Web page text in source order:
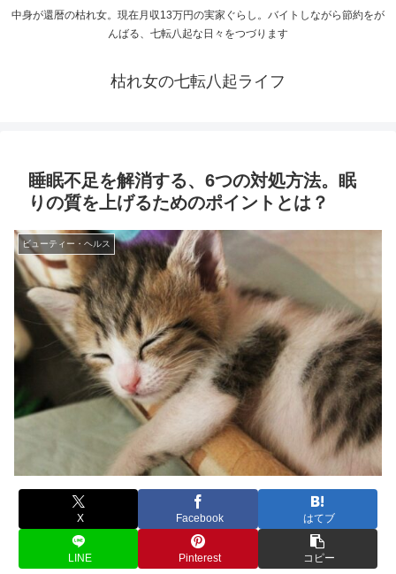
中身が還暦の枯れ女。現在月収13万円の実家ぐらし。バイトしながら節約をが
んばる、七転八起な日々をつづります
枯れ女の七転八起ライフ
睡眠不足を解消する、6つの対処方法。眠
りの質を上げるためのポイントとは？
ビューティー・ヘルス
X Facebook はてブ
LINE Pinterest コピー